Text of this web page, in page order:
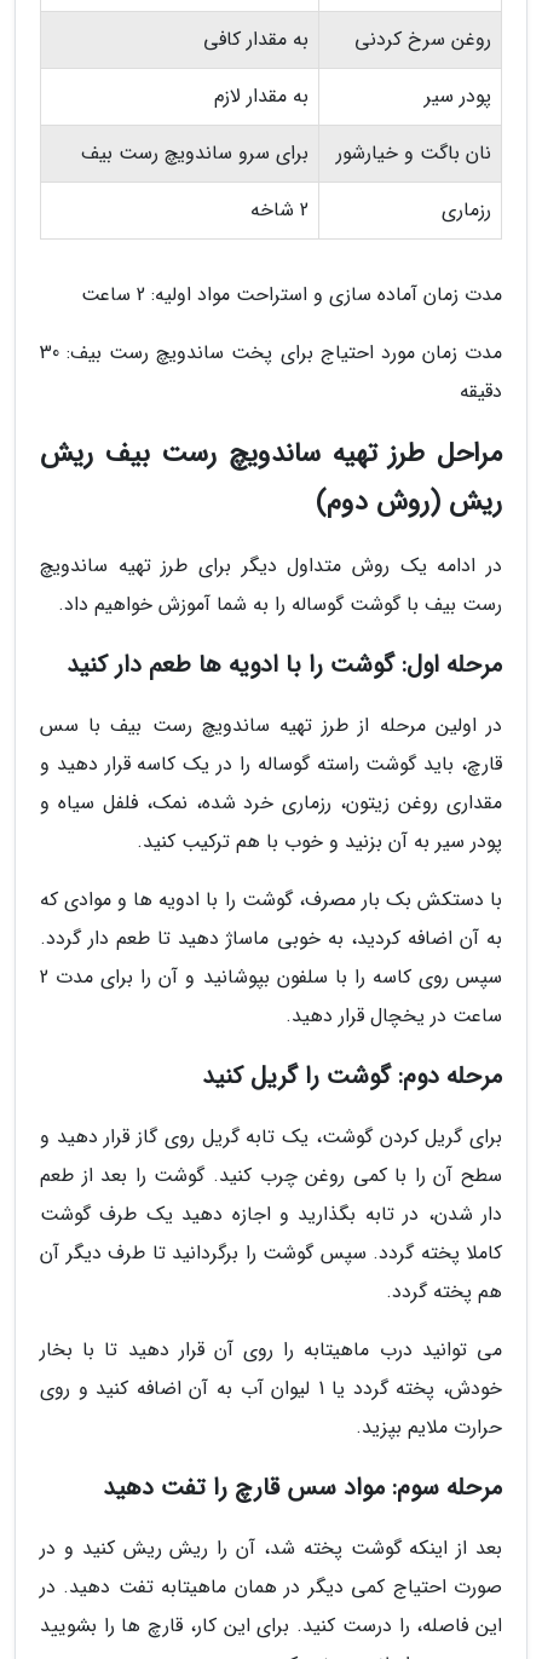
روغن سرخ کردنی
به مقدار کافی
پودر سیر
به مقدار لازم
نان باگت و خیارشور
برای سرو ساندویچ رست بیف
رزماری
2 شاخه
مدت زمان آماده سازی و استراحت مواد اولیه: 2 ساعت
مدت زمان مورد احتیاج برای پخت ساندویچ رست بیف: 30
دقیقه
مراحل طرز تهیه ساندویچ رست بیف ریش
ریش (روش دوم)
در ادامه یک روش متداول دیگر برای طرز تهیه ساندویچ
رست بیف با گوشت گوساله را به شما آموزش خواهیم داد.
مرحله اول: گوشت را با ادویه ها طعم دار کنید
در اولین مرحله از طرز تهیه ساندویچ رست بیف با سس
قارچ، باید گوشت راسته گوساله را در یک کاسه قرار دهید و
مقداری روغن زیتون، رزماری خرد شده، نمک، فلفل سیاه و
پودر سیر به آن بزنید و خوب با هم ترکیب کنید.
با دستکش بک بار مصرف، گوشت را با ادویه ها و موادی که
به آن اضافه کردید، به خوبی ماساژ دهید تا طعم دار گردد.
سپس روی کاسه را با سلفون بپوشانید و آن را برای مدت 2
ساعت در یخچال قرار دهید.
مرحله دوم: گوشت را گریل کنید
برای گریل کردن گوشت، یک تابه گریل روی گاز قرار دهید و
سطح آن را با کمی روغن چرب کنید. گوشت را بعد از طعم
دار شدن، در تابه بگذارید و اجازه دهید یک طرف گوشت
کاملا پخته گردد. سپس گوشت را برگردانید تا طرف دیگر آن
هم پخته گردد.
می توانید درب ماهیتابه را روی آن قرار دهید تا با بخار
خودش، پخته گردد یا 1 لیوان آب به آن اضافه کنید و روی
حرارت ملایم بپزید.
مرحله سوم: مواد سس قارچ را تفت دهید
بعد از اینکه گوشت پخته شد، آن را ریش ریش کنید و در
صورت احتیاج کمی دیگر در همان ماهیتابه تفت دهید. در
این فاصله، را درست کنید. برای این کار، قارچ ها را بشویید